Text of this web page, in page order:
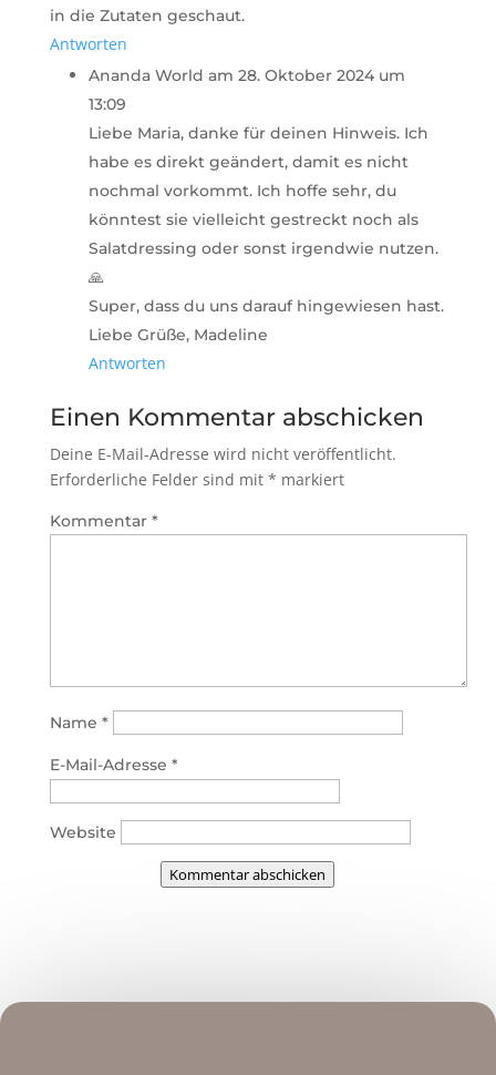
in die Zutaten geschaut.
Antworten
Ananda World am 28. Oktober 2024 um
13:09
Liebe Maria, danke für deinen Hinweis. Ich
habe es direkt geändert, damit es nicht
nochmal vorkommt. Ich hoffe sehr, du
könntest sie vielleicht gestreckt noch als
Salatdressing oder sonst irgendwie nutzen.
🙏
Super, dass du uns darauf hingewiesen hast.
Liebe Grüße, Madeline
Antworten
Einen Kommentar abschicken
Deine E-Mail-Adresse wird nicht veröffentlicht.
Erforderliche Felder sind mit * markiert
Kommentar *
Name *
E-Mail-Adresse *
Website
Kommentar abschicken